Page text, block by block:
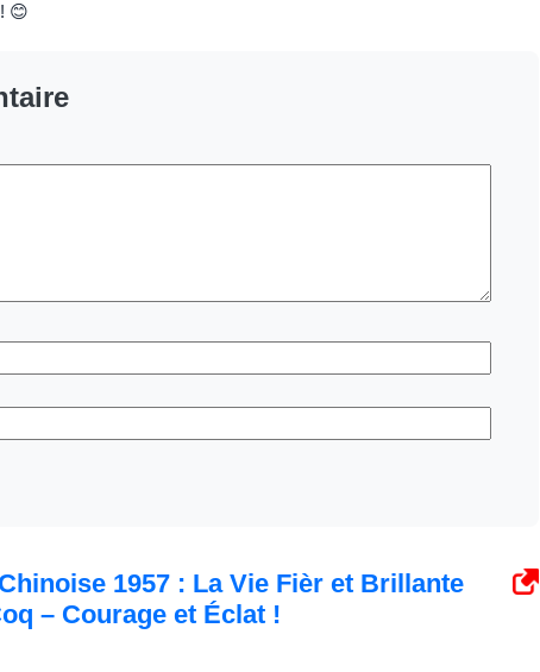
😊
1957 : La Vie Fièr et Brillante
– Courage et Éclat !